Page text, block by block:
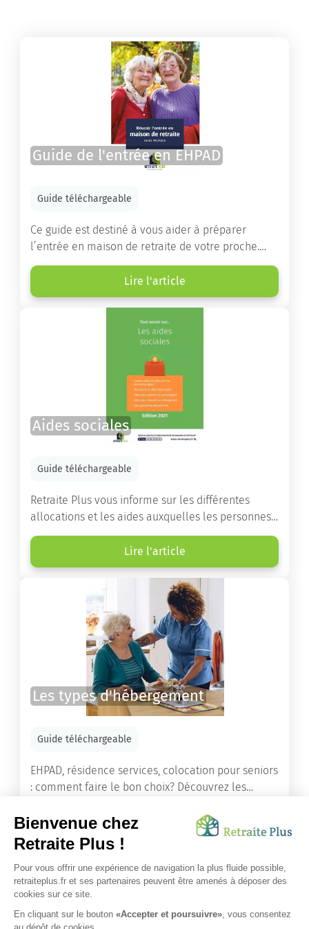
Guide de l'entrée en EHPAD
Guide téléchargeable
Ce guide est destiné à vous aider à préparer
l’entrée en maison de retraite de votre proche.
Vous y trouverez un panorama des différents types
d’établissements ainsi que des conseils pratiques
destinés à orienter les familles et à leur faciliter
Lire l'article
Aides sociales
Guide téléchargeable
Retraite Plus vous informe sur les différentes
allocations et les aides auxquelles les personnes
âgées ont droit pour financer un séjour en maison
de retraite ou un maintien à domicile.
Lire l'article
Les types d'hébergement
Guide téléchargeable
EHPAD, résidence services, colocation pour seniors
: comment faire le bon choix? Découvrez les
ainés.
Lire l'article
Vous avez besoin d’une aide de nos équipes ?
Obtenir les tarifs & disponibilités